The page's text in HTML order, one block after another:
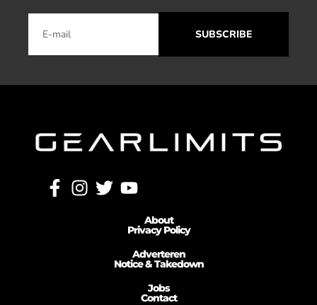
SUBSCRIBE
About
Privacy Policy
Adverteren
Notice & Takedown
Jobs
Contact